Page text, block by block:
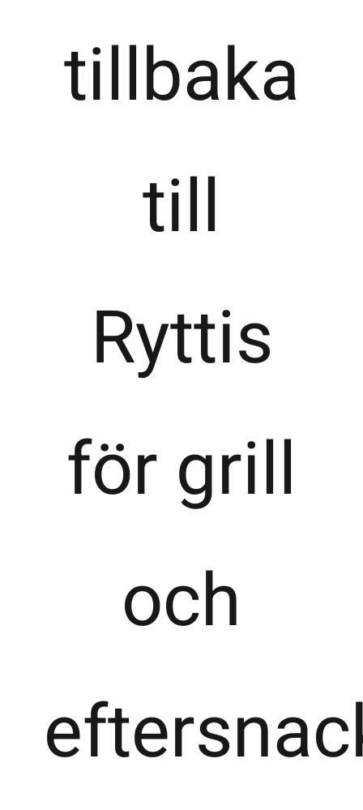
tillbaka
till
Ryttis
för grill
och